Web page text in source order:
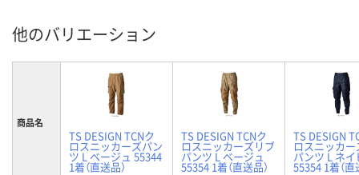
他のバリエーション
商品名
TS DESIGN TCNク
ロスニッカーズパン
ツ L ベージュ 55344
1着（直送品）
TS DESIGN TCNク
ロスニッカーズリブ
パンツ L ベージュ
55354 1着（直送品）
TS DESIGN
ロスニッカ
パンツ L ネ
55354 1着（直